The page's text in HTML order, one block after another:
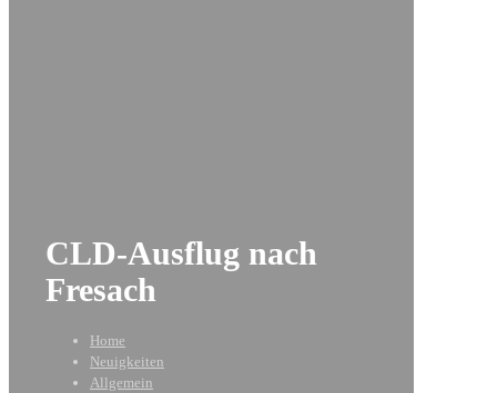
CLD-Ausflug nach
Fresach
Home
Neuigkeiten
Allgemein